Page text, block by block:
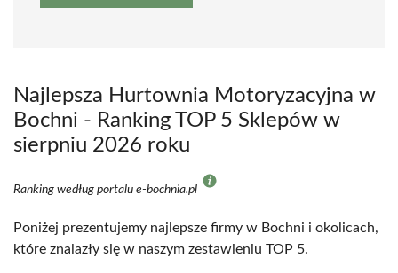
Najlepsza Hurtownia Motoryzacyjna w
Bochni - Ranking TOP 5 Sklepów w
sierpniu 2026 roku
Ranking według portalu e-bochnia.pl
Poniżej prezentujemy najlepsze firmy w Bochni i okolicach,
które znalazły się w naszym zestawieniu TOP 5.